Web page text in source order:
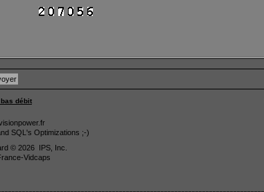
débit
SQL's Optimizations ;-)
© 2026 IPS, Inc
Vidcaps